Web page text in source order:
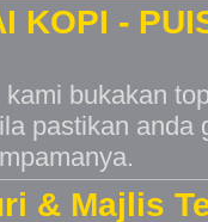
KOPI -
bukakan
pastikan anda
& Majlis